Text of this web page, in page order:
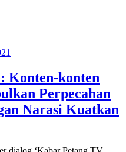
Konten-konten
Perpecahan
Narasi Kuatkan